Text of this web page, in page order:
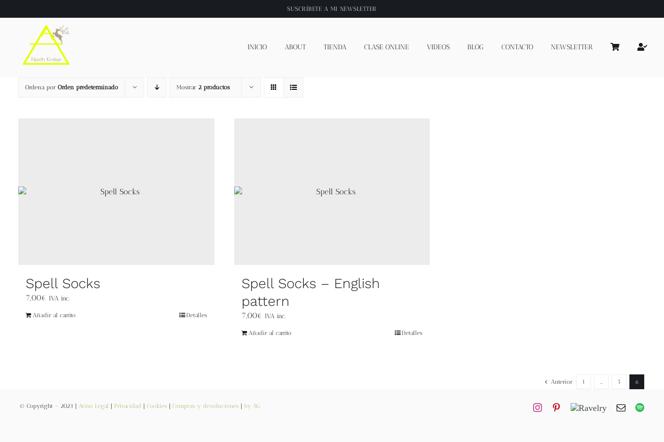
al
SUSCRÍBETE A MI NEWSLETTER
INICIO ABOUT TIENDA CLASE ONLINE VIDEOS BLOG CONTACTO NEWSLETTER
Ordena por Orden predeterminado Mostrar 2 productos
Spell Socks
7,00€ IVA inc.
Añadir al carrito Detalles
Spell Socks – English
pattern
7,00€ IVA inc.
Añadir al carrito Detalles
Anterior 1 … 5 6
© Copyright – 2023 | Aviso Legal Privacidad Cookies| Compras y devoluciones| by SG